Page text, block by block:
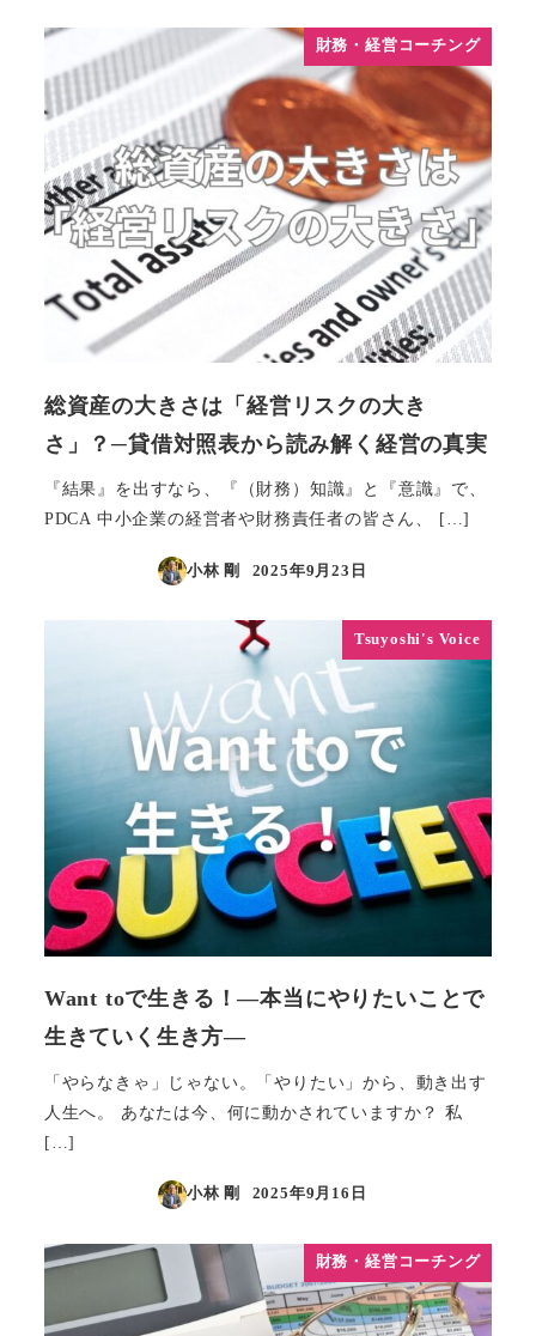
財務・経営コーチング
総資産の大きさは「経営リスクの大き
さ」？─貸借対照表から読み解く経営の真実
『結果』を出すなら、『（財務）知識』と『意識』で、
PDCA 中小企業の経営者や財務責任者の皆さん、 […]
小林 剛
投稿日
2025年9月23日
Tsuyoshi's Voice
Want toで生きる！―本当にやりたいことで
生きていく生き方―
「やらなきゃ」じゃない。「やりたい」から、動き出す
人生へ。 あなたは今、何に動かされていますか？ 私
[…]
小林 剛
投稿日
2025年9月16日
財務・経営コーチング